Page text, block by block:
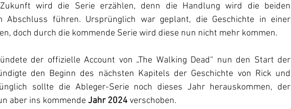
wird die Serie erzählen, denn die Handlung wird die beiden
Abschluss führen. Ursprünglich war geplant, die Geschichte in einer
doch durch die kommende Serie wird diese nun nicht mehr kommen.
der offizielle Account von „The Walking Dead“ nun den Start der
den Beginn des nächsten Kapitels der Geschichte von Rick und
sollte die Ableger-Serie noch dieses Jahr herauskommen, der
aber ins kommende Jahr 2024 verschoben.